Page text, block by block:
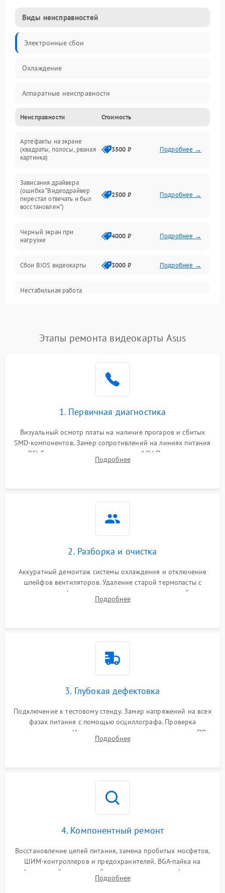
Виды неисправностей
Электронные сбои
Охлаждение
Аппаратные неисправности
Перегрев и термопроблемы
Видео
Интерфейсные и коммуникационные проблемы
Электропитание
ПО
Электронные компоненты
Общие поломки
Механические повреждения
Неисправности Стоимость
Артефакты на экране
(квадраты, полосы, рваная
картинка)
3500 ₽ Подробнее →
Зависания драйвера
(ошибка “Видеодрайвер
перестал отвечать и был
восстановлен”)
2500 ₽ Подробнее →
Черный экран при
нагрузке
4000 ₽ Подробнее →
Сбои BIOS видеокарты 3000 ₽ Подробнее →
Нестабильная работа
Этапы ремонта видеокарты Asus
1. Первичная диагностика
Визуальный осмотр платы на наличие прогаров и сбитых
SMD-компонентов. Замер сопротивлений на линиях питания
PCI-E и дополнительных разъемах 12V. Проверка на
короткое замыкание основных дросселей питания GPU и
Подробнее
2. Разборка и очистка
Аккуратный демонтаж системы охлаждения и отключение
шлейфов вентиляторов. Удаление старой термопасты с
кристалла графического чипа и термопрокладок с банок
памяти и зоны VRM. Очистка платы от пыли и окислов.
Подробнее
3. Глубокая дефектовка
Подключение к тестовому стенду. Замер напряжений на всех
фазах питания с помощью осциллографа. Проверка
инициализации. Использование специализированного ПО
MATS
Подробнее
4. Компонентный ремонт
Восстановление цепей питания, замена пробитых мосфетов,
ШИМ-контроллеров и предохранителей. BGA-пайка на
инфракрасной станции реболлинг или замена графического
чипа и дефектной памяти GDDR. Прошивка BIOS
Подробнее